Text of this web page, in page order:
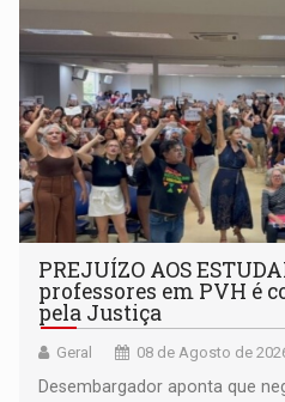
PREJUÍZO AOS
professores em PVH é
pela Justiça
Geral 08 de Agosto de
Desembargador aponta que